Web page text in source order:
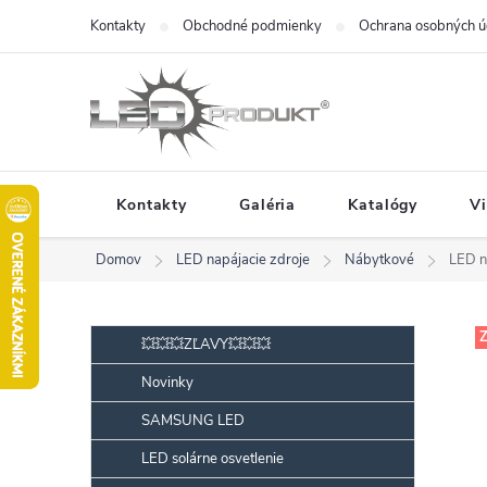
obsah
Kontakty Obchodné podmienky Ochrana osobných
Kontakty Galéria Katalógy
Domov LED napájacie zdroje Nábytkové LED
o
č
n
Preskočiť
kategórie💥💥💥ZĽAVY💥💥💥
Novinky
SAMSUNG LED
LED solárne osvetlenie